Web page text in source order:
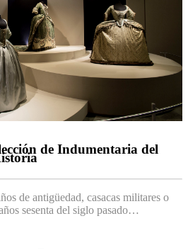
de Indumentaria del
de antigüedad, casacas militares o
sesenta del siglo pasado…